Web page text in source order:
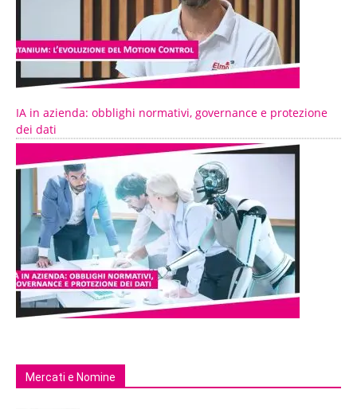
IA in azienda: obblighi normativi, governance e protezione
dei dati
Mercati e Nomine